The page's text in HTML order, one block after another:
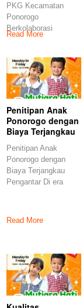
PKG Kecamatan
Ponorogo
Berkolaborasi
Bersama Gugus
Menata Psikologi
Guru
Read More
Penitipan Anak
Ponorogo dengan
Biaya Terjangkau
Penitipan Anak
Ponorogo dengan
Biaya Terjangkau
Pengantar Di era
penitipan
Read More